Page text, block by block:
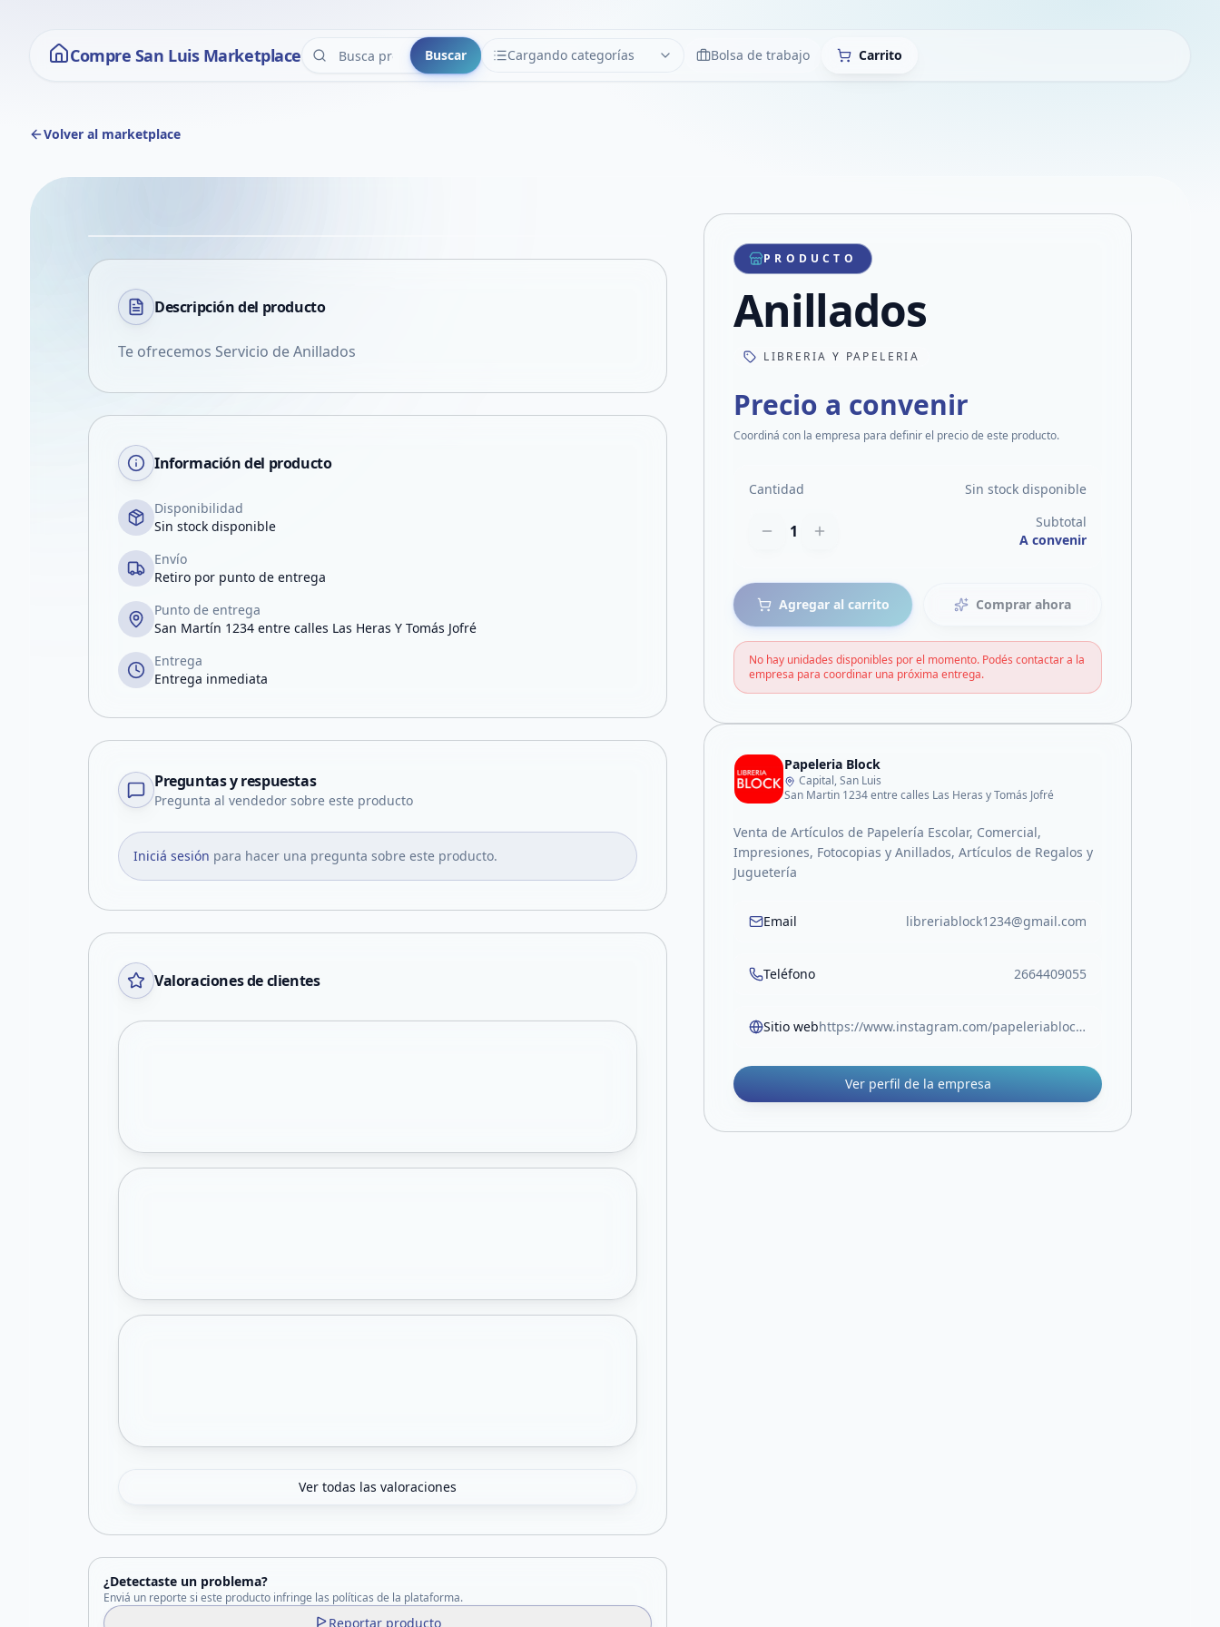
Compre San Luis Marketplace Buscar Cargando categorías
CATEGORÍAS LimpiarBolsa de trabajo Carrito
Volver al marketplace
VER EN PANTALLA COMPLETA
Compartir producto
Compartir por WhatsApp
Compartir por mail
Compartir en Facebook
Compartir en X
Descripción del producto
Te ofrecemos Servicio de Anillados
Información del producto
Disponibilidad
Sin stock disponible
Envío
Retiro por punto de entrega
Punto de entrega
San Martín 1234 entre calles Las Heras Y Tomás Jofré
Entrega
Entrega inmediata
Preguntas y respuestas
Pregunta al vendedor sobre este producto
Iniciá sesión para hacer una pregunta sobre este producto.
Valoraciones de clientes
Ver todas las valoraciones
¿Detectaste un problema?
Enviá un reporte si este producto infringe las políticas de la plataforma.
Reportar producto
PRODUCTO
Anillados
LIBRERIA Y PAPELERIA
Precio a convenir
Coordiná con la empresa para definir el precio de este producto.
Cantidad Sin stock disponible
1
Subtotal
A convenir
Agregar al carrito Comprar ahora
No hay unidades disponibles por el momento. Podés contactar a la
empresa para coordinar una próxima entrega.
Papeleria Block
Capital, San Luis
San Martin 1234 entre calles Las Heras y Tomás Jofré
Venta de Artículos de Papelería Escolar, Comercial,
Impresiones, Fotocopias y Anillados, Artículos de Regalos y
Juguetería
Email libreriablock1234@gmail.com
Teléfono 2664409055
Sitio web https://www.instagram.com/papeleriablock.sl?igsh=MW05Z3RocjUwOTlvOA%3D%3D
Ver perfil de la empresa